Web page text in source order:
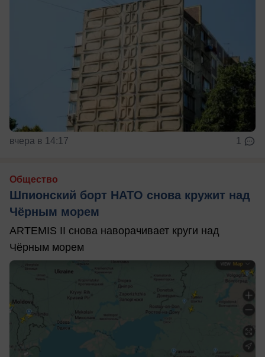
вчера в 14:17 1
Общество
Шпионский борт НАТО снова кружит над
Чёрным морем
ARTEMIS II снова наворачивает круги над
Чёрным морем